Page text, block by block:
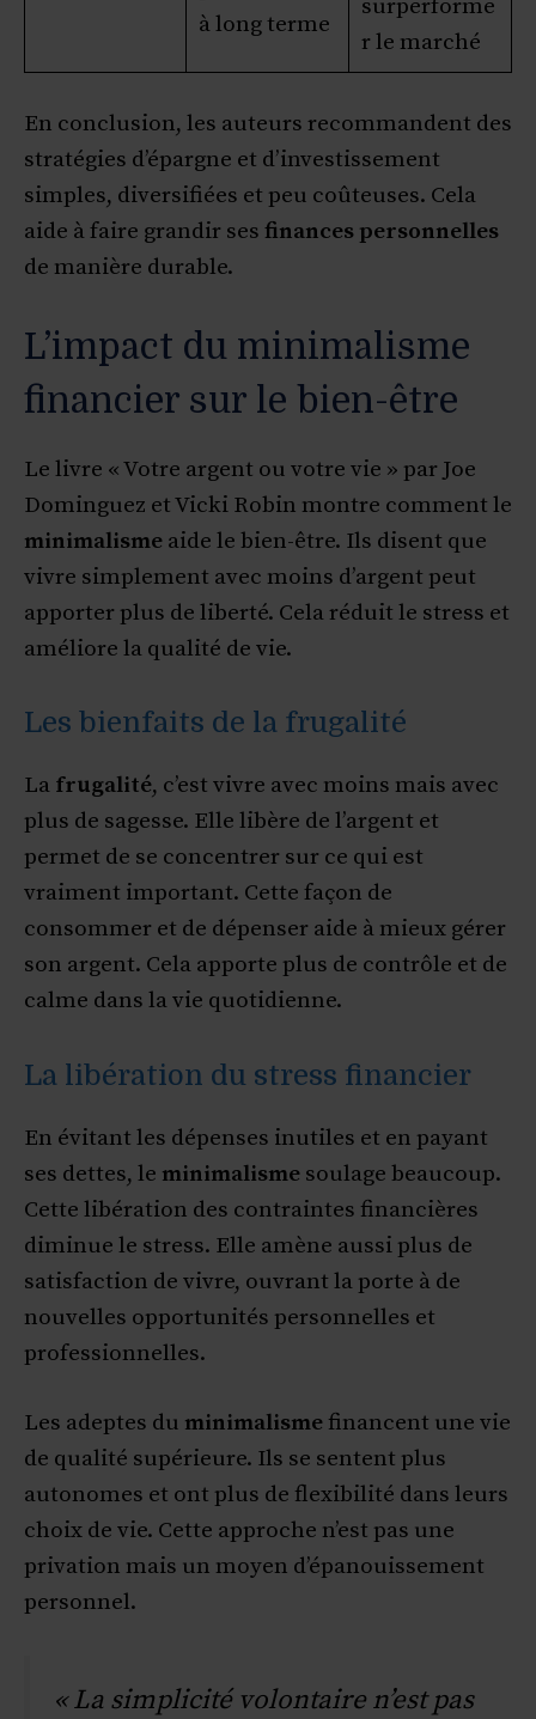
à long terme
surperforme
r le marché
En conclusion, les auteurs recommandent des
stratégies d’épargne et d’investissement
simples, diversifiées et peu coûteuses. Cela
aide à faire grandir ses finances personnelles
de manière durable.
L’impact du minimalisme
financier sur le bien-être
Le livre « Votre argent ou votre vie » par Joe
Dominguez et Vicki Robin montre comment le
minimalisme aide le bien-être. Ils disent que
vivre simplement avec moins d’argent peut
apporter plus de liberté. Cela réduit le stress et
améliore la qualité de vie.
Les bienfaits de la frugalité
La frugalité, c’est vivre avec moins mais avec
plus de sagesse. Elle libère de l’argent et
permet de se concentrer sur ce qui est
vraiment important. Cette façon de
consommer et de dépenser aide à mieux gérer
son argent. Cela apporte plus de contrôle et de
calme dans la vie quotidienne.
La libération du stress financier
En évitant les dépenses inutiles et en payant
ses dettes, le minimalisme soulage beaucoup.
Cette libération des contraintes financières
diminue le stress. Elle amène aussi plus de
satisfaction de vivre, ouvrant la porte à de
nouvelles opportunités personnelles et
professionnelles.
Les adeptes du minimalisme financent une vie
de qualité supérieure. Ils se sentent plus
autonomes et ont plus de flexibilité dans leurs
choix de vie. Cette approche n’est pas une
privation mais un moyen d’épanouissement
personnel.
« La simplicité volontaire n’est pas